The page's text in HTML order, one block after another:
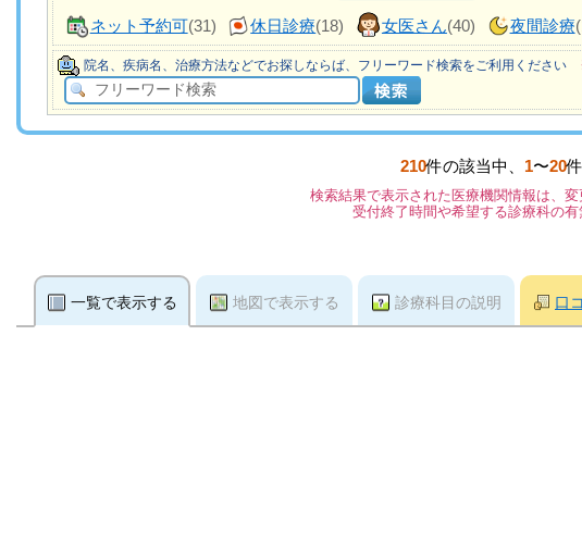
ネット予約可(31) 休日診療(18) 女医さん(40) 夜間診療
院名、疾病名、治療方法などでお探しならば、フリーワード検索をご利用ください
210件の該当中、 1〜20
検索結果で表示された医療機関情報は、変
受付終了時間や希望する診療科の有
一覧で表示する 地図で表示する 診療科目の説明 口